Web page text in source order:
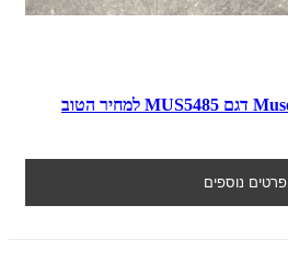
פרקט למינציה קוויק סטפ Muse דגם MUS5485 למחיר הטוב
פרטים נוספים